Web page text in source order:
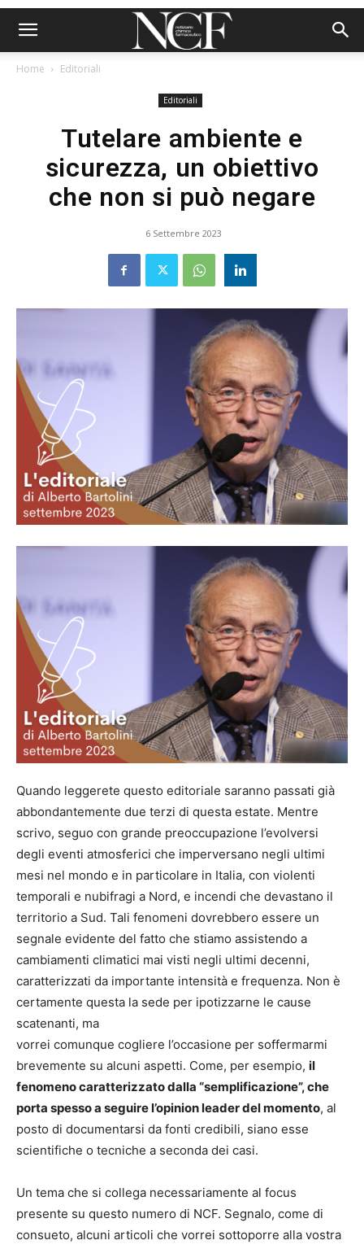
Home Editoriali
Editoriali
Tutelare ambiente e
sicurezza, un obiettivo
che non si può negare
6 Settembre 2023
Quando leggerete questo editoriale saranno passati già
abbondantemente due terzi di questa estate. Mentre
scrivo, seguo con grande preoccupazione l’evolversi
degli eventi atmosferici che imperversano negli ultimi
mesi nel mondo e in particolare in Italia, con violenti
temporali e nubifragi a Nord, e incendi che devastano il
territorio a Sud. Tali fenomeni dovrebbero essere un
segnale evidente del fatto che stiamo assistendo a
cambiamenti climatici mai visti negli ultimi decenni,
caratterizzati da importante intensità e frequenza. Non è
certamente questa la sede per ipotizzarne le cause
scatenanti, ma
vorrei comunque cogliere l’occasione per soffermarmi
brevemente su alcuni aspetti. Come, per esempio, il
fenomeno caratterizzato dalla “semplificazione”, che
porta spesso a seguire l’opinion leader del momento, al
posto di documentarsi da fonti credibili, siano esse
scientifiche o tecniche a seconda dei casi.
Un tema che si collega necessariamente al focus
presente su questo numero di NCF. Segnalo, come di
consueto, alcuni articoli che vorrei sottoporre alla vostra